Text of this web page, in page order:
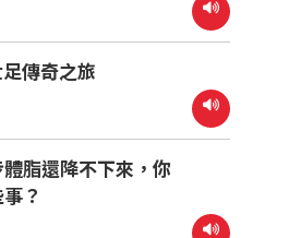
傳奇之旅
脂還降不下來，你
？